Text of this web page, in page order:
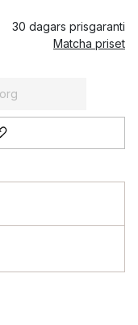
30 dagars prisgaranti
Matcha priset